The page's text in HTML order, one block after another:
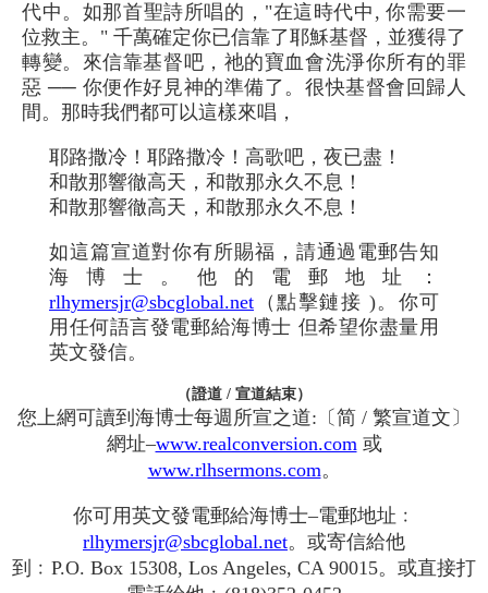
代中。如那首聖詩所唱的，"在這時代中, 你需要一
位救主。" 千萬確定你已信靠了耶穌基督，並獲得了
轉變。來信靠基督吧，祂的寶血會洗淨你所有的罪
惡 ── 你便作好見神的準備了。很快基督會回歸人
間。那時我們都可以這樣來唱，
耶路撒冷！耶路撒冷！高歌吧，夜已盡！
和散那響徹高天，和散那永久不息！
和散那響徹高天，和散那永久不息！
如這篇宣道對你有所賜福，請通過電郵告知
海博士。他的電郵地址：
rlhymersjr@sbcglobal.net （點擊鏈接 )。你可
用任何語言發電郵給海博士 但希望你盡量用
英文發信。
（證道 / 宣道結束）
您上網可讀到海博士每週所宣之道:〔简 / 繁宣道文〕
網址–www.realconversion.com或
www.rlhsermons.com。
你可用英文發電郵給海博士–電郵地址﹕
rlhymersjr@sbcglobal.net。或寄信給他
到﹕P.O. Box 15308, Los Angeles, CA 90015。或直接打